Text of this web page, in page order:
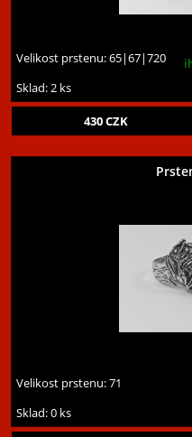
Velikost prstenu:65|67|720
Sklad: 2 ks
430CZK
Velikost prstenu:71
Sklad: 0 ks